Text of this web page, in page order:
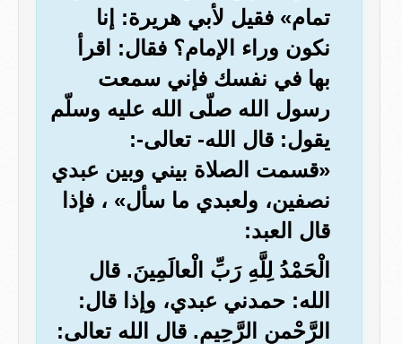
تمام» فقيل لأبي هريرة: إنا
نكون وراء الإمام؟ فقال: اقرأ
بها في نفسك فإني سمعت
رسول الله صلّى الله عليه وسلّم
يقول: قال الله- تعالى-:
«قسمت الصلاة بيني وبين عبدي
نصفين، ولعبدي ما سأل» ، فإذا
قال العبد:
الْحَمْدُ لِلَّهِ رَبِّ الْعالَمِينَ. قال
الله: حمدني عبدي، وإذا قال:
الرَّحْمنِ الرَّحِيمِ. قال الله تعالى: